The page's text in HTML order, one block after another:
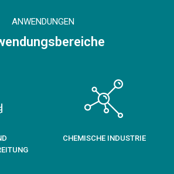
ANWENDUNGEN
CHEMISCHE INDUSTRIE